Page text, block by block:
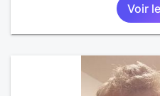
Voir